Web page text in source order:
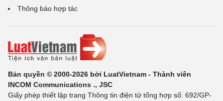
Thông báo hợp tác
Bản quyền © 2000-2026 bởi LuatVietnam - Thành viên
INCOM Communications ., JSC
Giấy phép thiết lập trang Thông tin điện tử tổng hợp số: 692/GP-